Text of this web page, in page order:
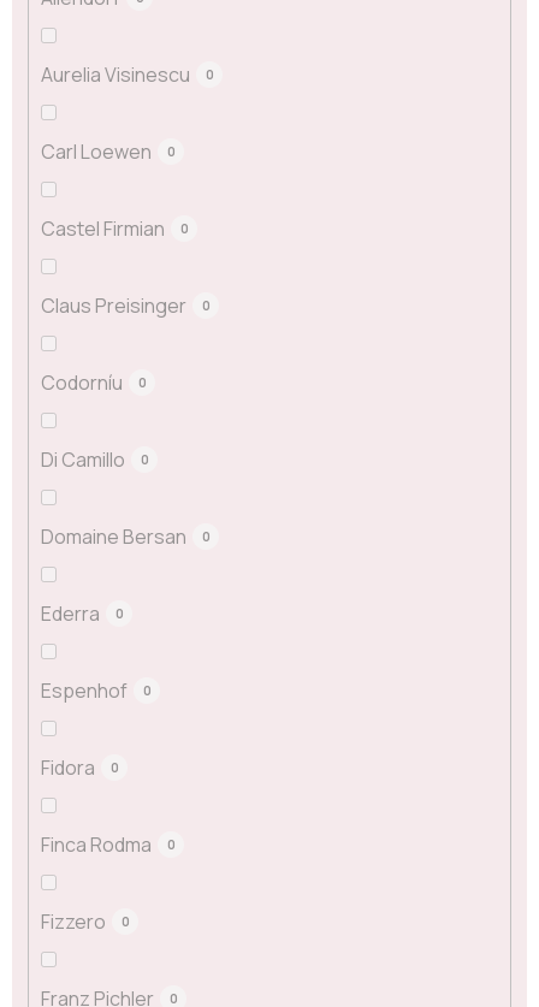
Aurelia Visinescu 0
Carl Loewen 0
Castel Firmian 0
Claus Preisinger 0
Codorníu 0
Di Camillo 0
Domaine Bersan 0
Ederra 0
Espenhof 0
Fidora 0
Finca Rodma 0
Fizzero 0
Franz Pichler 0